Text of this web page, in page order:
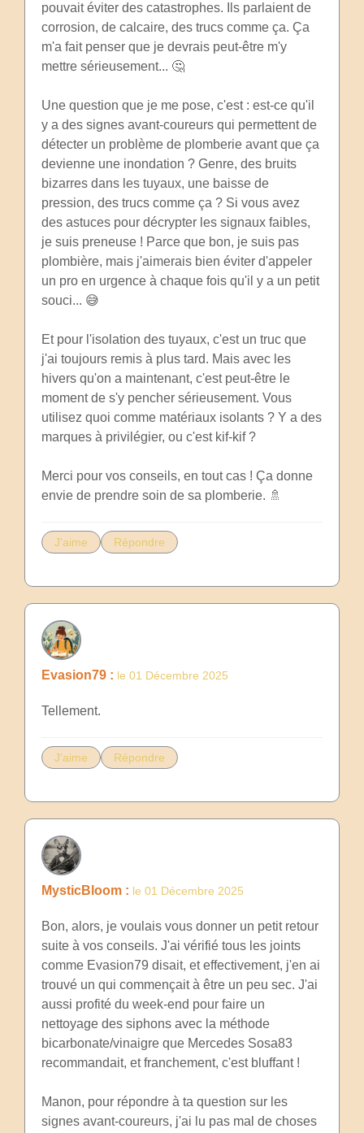
pouvait éviter des catastrophes. Ils parlaient de
corrosion, de calcaire, des trucs comme ça. Ça
m'a fait penser que je devrais peut-être m'y
mettre sérieusement... 🤔
Une question que je me pose, c'est : est-ce qu'il
y a des signes avant-coureurs qui permettent de
détecter un problème de plomberie avant que ça
devienne une inondation ? Genre, des bruits
bizarres dans les tuyaux, une baisse de
pression, des trucs comme ça ? Si vous avez
des astuces pour décrypter les signaux faibles,
je suis preneuse ! Parce que bon, je suis pas
plombière, mais j'aimerais bien éviter d'appeler
un pro en urgence à chaque fois qu'il y a un petit
souci... 😅
Et pour l'isolation des tuyaux, c'est un truc que
j'ai toujours remis à plus tard. Mais avec les
hivers qu'on a maintenant, c'est peut-être le
moment de s'y pencher sérieusement. Vous
utilisez quoi comme matériaux isolants ? Y a des
marques à privilégier, ou c'est kif-kif ?
Merci pour vos conseils, en tout cas ! Ça donne
envie de prendre soin de sa plomberie. 🚿
J'aime Répondre
Evasion79 : le 01 Décembre 2025
Tellement.
J'aime Répondre
MysticBloom : le 01 Décembre 2025
Bon, alors, je voulais vous donner un petit retour
suite à vos conseils. J'ai vérifié tous les joints
comme Evasion79 disait, et effectivement, j'en ai
trouvé un qui commençait à être un peu sec. J'ai
aussi profité du week-end pour faire un
nettoyage des siphons avec la méthode
bicarbonate/vinaigre que Mercedes Sosa83
recommandait, et franchement, c'est bluffant !
Manon, pour répondre à ta question sur les
signes avant-coureurs, j'ai lu pas mal de choses